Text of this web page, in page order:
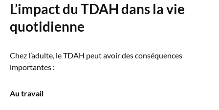
L’impact du TDAH dans la vie
quotidienne
Chez l’adulte, le TDAH peut avoir des conséquences
importantes :
Au travail